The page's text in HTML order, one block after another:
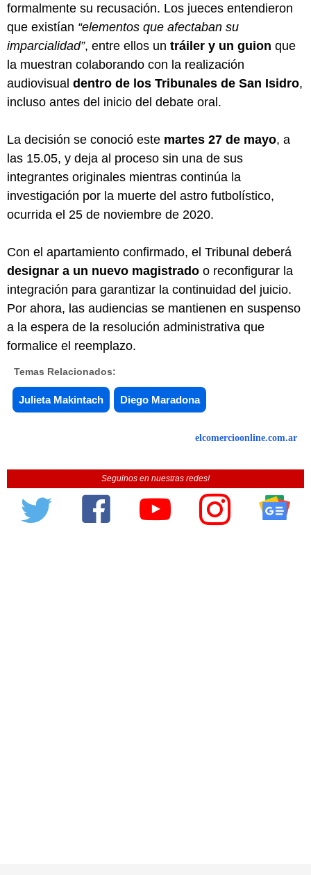
formalmente su recusación. Los jueces entendieron
que existían “elementos que afectaban su
imparcialidad”, entre ellos un tráiler y un guion que
la muestran colaborando con la realización
audiovisual dentro de los Tribunales de San Isidro,
incluso antes del inicio del debate oral.
La decisión se conoció este martes 27 de mayo, a
las 15.05, y deja al proceso sin una de sus
integrantes originales mientras continúa la
investigación por la muerte del astro futbolístico,
ocurrida el 25 de noviembre de 2020.
Con el apartamiento confirmado, el Tribunal deberá
designar a un nuevo magistrado o reconfigurar la
integración para garantizar la continuidad del juicio.
Por ahora, las audiencias se mantienen en suspenso
a la espera de la resolución administrativa que
formalice el reemplazo.
Temas Relacionados:
Julieta Makintach Diego Maradona
elcomercioonline.com.ar
Seguinos en nuestras redes!